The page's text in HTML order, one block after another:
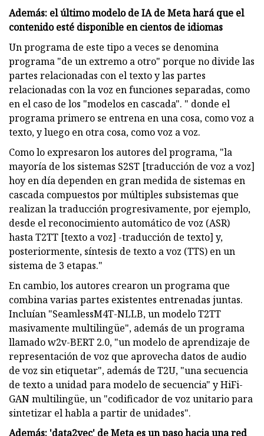
Además: el último modelo de IA de Meta hará que el
contenido esté disponible en cientos de idiomas
Un programa de este tipo a veces se denomina
programa "de un extremo a otro" porque no divide las
partes relacionadas con el texto y las partes
relacionadas con la voz en funciones separadas, como
en el caso de los "modelos en cascada". " donde el
programa primero se entrena en una cosa, como voz a
texto, y luego en otra cosa, como voz a voz.
Como lo expresaron los autores del programa, "la
mayoría de los sistemas S2ST [traducción de voz a voz]
hoy en día dependen en gran medida de sistemas en
cascada compuestos por múltiples subsistemas que
realizan la traducción progresivamente, por ejemplo,
desde el reconocimiento automático de voz (ASR)
hasta T2TT [texto a voz] -traducción de texto] y,
posteriormente, síntesis de texto a voz (TTS) en un
sistema de 3 etapas."
En cambio, los autores crearon un programa que
combina varias partes existentes entrenadas juntas.
Incluían "SeamlessM4T-NLLB, un modelo T2TT
masivamente multilingüe", además de un programa
llamado w2v-BERT 2.0, "un modelo de aprendizaje de
representación de voz que aprovecha datos de audio
de voz sin etiquetar", además de T2U, "una secuencia
de texto a unidad para modelo de secuencia" y HiFi-
GAN multilingüe, un "codificador de voz unitario para
sintetizar el habla a partir de unidades".
Además: 'data2vec' de Meta es un paso hacia una red